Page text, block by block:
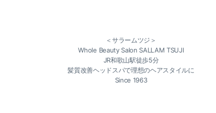
＜サラームツジ＞
Whole Beauty Salon SALLAM TSUJI
JR和歌山駅徒歩5分
髪質改善ヘッドスパで理想のヘアスタイルに
Since 1963